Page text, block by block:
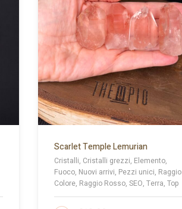
Scarlet Temple Lemurian
Cristalli, Cristalli grezzi, Elemento,
Fuoco, Nuovi arrivi, Pezzi unici, Raggio
Colore, Raggio Rosso, SEO, Terra, Top